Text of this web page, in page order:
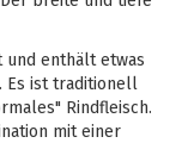
enthält etwas
Es ist traditionell
Rindfleisch.
mit einer